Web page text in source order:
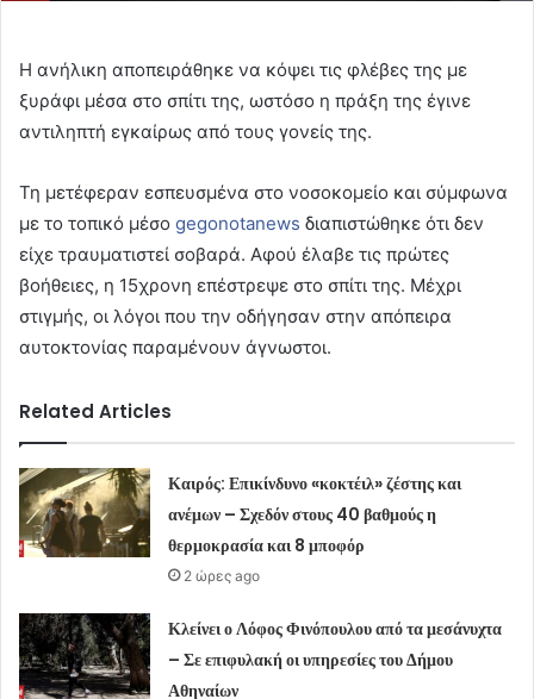
Η ανήλικη αποπειράθηκε να κόψει τις φλέβες της με
ξυράφι μέσα στο σπίτι της, ωστόσο η πράξη της έγινε
αντιληπτή εγκαίρως από τους γονείς της.
Τη μετέφεραν εσπευσμένα στο νοσοκομείο και σύμφωνα
με το τοπικό μέσο gegonotanews διαπιστώθηκε ότι δεν
είχε τραυματιστεί σοβαρά. Αφού έλαβε τις πρώτες
βοήθειες, η 15χρονη επέστρεψε στο σπίτι της. Μέχρι
στιγμής, οι λόγοι που την οδήγησαν στην απόπειρα
αυτοκτονίας παραμένουν άγνωστοι.
Related Articles
Καιρός: Επικίνδυνο «κοκτέιλ» ζέστης και
ανέμων – Σχεδόν στους 40 βαθμούς η
θερμοκρασία και 8 μποφόρ
2 ώρες ago
Κλείνει ο Λόφος Φινόπουλου από τα μεσάνυχτα
– Σε επιφυλακή οι υπηρεσίες του Δήμου
Αθηναίων